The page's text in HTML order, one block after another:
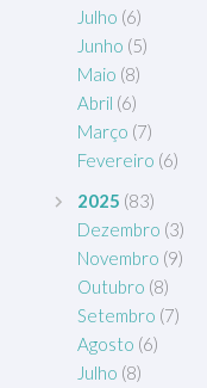
Julho (6)
Junho (5)
Maio (8)
Abril (6)
Março (7)
Fevereiro (6)
2025 (83)
Dezembro (3)
Novembro (9)
Outubro (8)
Setembro (7)
Agosto (6)
Julho (8)